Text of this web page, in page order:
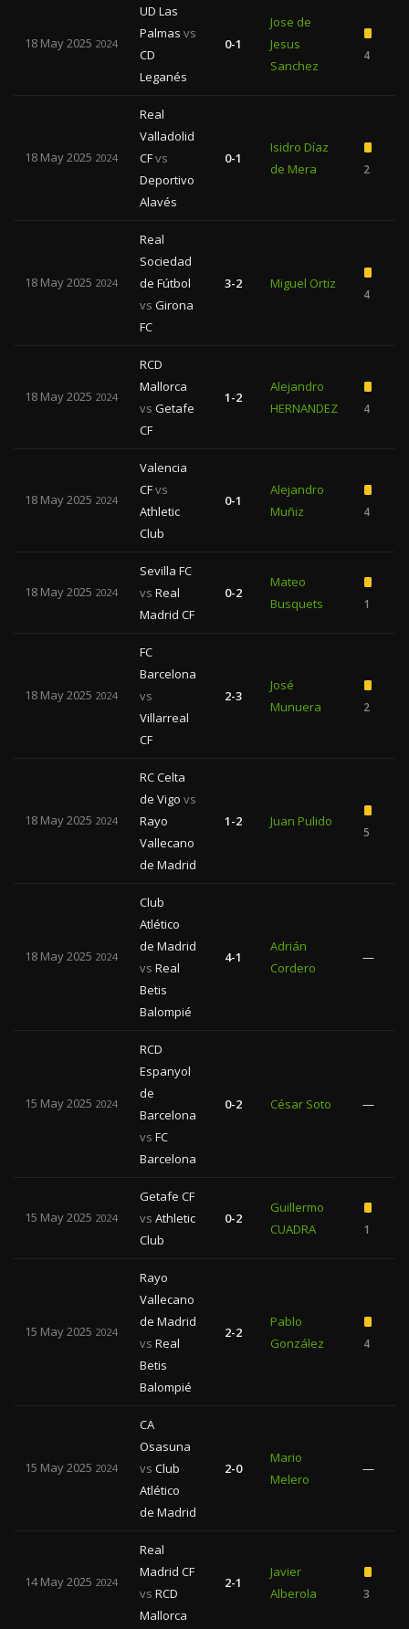
18 May 2025 2024
UD Las
Palmas vs
CD
Leganés
0-1
Jose de
Jesus
Sanchez
4
18 May 2025 2024
Real
Valladolid
CFvs
Deportivo
Alavés
0-1
Isidro Díaz
de Mera
2
18 May 2025 2024
Real
Sociedad
de Fútbol
vs Girona
FC
3-2 Miguel Ortiz
4
18 May 2025 2024
RCD
Mallorca
vs Getafe
CF
1-2
Alejandro
HERNANDEZ
4
18 May 2025 2024
Valencia
CFvs
Athletic
Club
0-1
Alejandro
Muñiz
4
18 May 2025 2024
Sevilla FC
vs Real
Madrid CF
0-2
Mateo
Busquets
1
18 May 2025 2024
FC
Barcelona
vs
Villarreal
CF
2-3
José
Munuera
2
18 May 2025 2024
RC Celta
de Vigo vs
Rayo
Vallecano
de Madrid
1-2 Juan Pulido
5
18 May 2025 2024
Club
Atlético
de Madrid
vs Real
Betis
Balompié
4-1
Adrián
Cordero
—
15 May 2025 2024
RCD
Espanyol
de
Barcelona
vs FC
Barcelona
0-2 César Soto —
15 May 2025 2024
Getafe CF
vs Athletic
Club
0-2
Guillermo
CUADRA
1
15 May 2025 2024
Rayo
Vallecano
de Madrid
vs Real
Betis
Balompié
2-2
Pablo
González
4
15 May 2025 2024
CA
Osasuna
vs Club
Atlético
de Madrid
2-0
Mario
Melero
—
14 May 2025 2024
Real
Madrid CF
vs RCD
Mallorca
2-1
Javier
Alberola
3